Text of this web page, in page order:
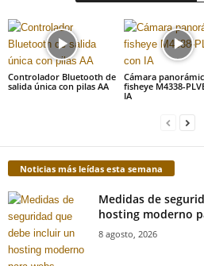
Controlador Bluetooth de
salida única con pilas AA
Cámara
fisheye M4338-
IA
Noticias más leídas esta semana
Medidas de
hosting moderno
8 agosto, 2026